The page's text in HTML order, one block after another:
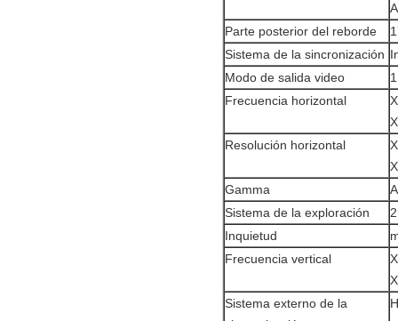
Parte posterior del reborde
Sistema de la sincronización
Modo de salida video
Frecuencia horizontal
Resolución horizontal
Gamma
Sistema de la exploración
Inquietud
Frecuencia vertical
Sistema externo de la